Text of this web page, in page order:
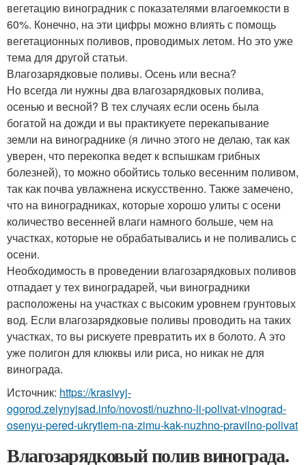
вегетацию виноградник с показателями влагоемкости в
60%. Конечно, на эти цифры можно влиять с помощь
вегетационных поливов, проводимых летом. Но это уже
тема для другой статьи.
Влагозарядковые поливы. Осень или весна?
Но всегда ли нужны два влагозарядковых полива,
осенью и весной? В тех случаях если осень была
богатой на дожди и вы практикуете перекапывание
земли на винограднике (я лично этого не делаю, так как
уверен, что перекопка ведет к вспышкам грибных
болезней), то можно обойтись только весенним поливом,
так как почва увлажнена искусственно. Также замечено,
что на виноградниках, которые хорошо улиты с осени
количество весенней влаги намного больше, чем на
участках, которые не обрабатывались и не поливались с
осени.
Необходимость в проведении влагозарядковых поливов
отпадает у тех виноградарей, чьи виноградники
расположены на участках с высоким уровнем грунтовых
вод. Если влагозарядковые поливы проводить на таких
участках, то вы рискуете превратить их в болото. А это
уже полигон для клюквы или риса, но никак не для
винограда.
Источник: https://krasivyj-
ogorod.zelynyjsad.info/novosti/nuzhno-li-polivat-vinograd-
osenyu-pered-ukrytiem-na-zimu-kak-nuzhno-pravilno-polivat
Влагозарядковый полив винограда.